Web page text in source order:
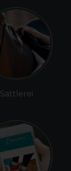
Sattlerei